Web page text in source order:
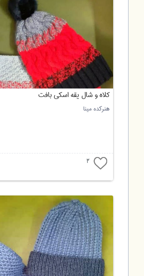
کلاه و شال یقه اسکی بافت
هنرکده مینا
2